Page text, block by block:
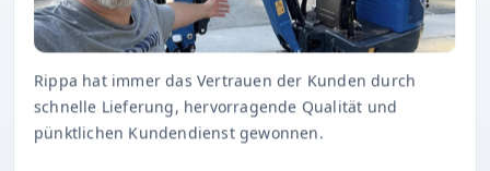
Rippa hat immer das Vertrauen der Kunden durch
schnelle Lieferung, hervorragende Qualität und
pünktlichen Kundendienst gewonnen.